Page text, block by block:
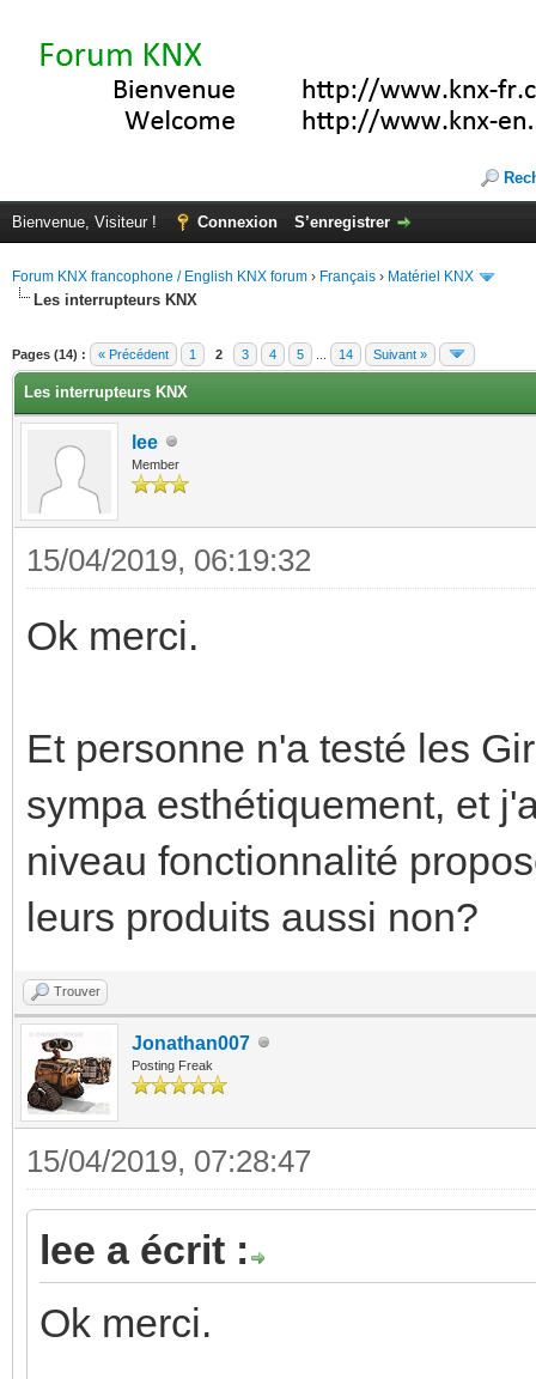
Bienvenue, Visiteur ! Connexion S’enregistrer
Forum KNX francophone / English KNX forum › Français › Matériel KNX
Les interrupteurs KNX
Pages (14) : « Précédent 1 2 3 4 5 14 Suivant »
Les interrupteurs KNX
lee
Member
15/04/2019, 06:19:32
Ok merci.
Et personne n'a testé les
sympa esthétiquement, et
niveau fonctionnalité
leurs produits aussi non?
Trouver
Jonathan007
Posting Freak
15/04/2019, 07:28:47
lee a écrit :
Ok merci.